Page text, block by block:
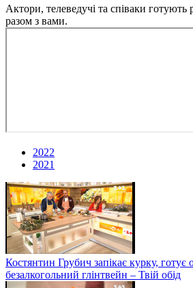
Актори, телеведучі та співаки готують
разом з вами.
2022
2021
Костянтин Грубич запікає курку, готує
безалкогольний глінтвейн – Твій обід